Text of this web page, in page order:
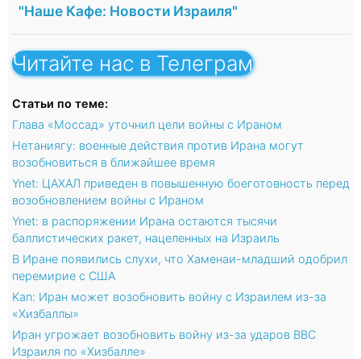
"Наше Кафе: Новости Израиля"
Читайте нас в Телеграм
Статьи по теме:
Глава «Моссад» уточнил цели войны с Ираном
Нетаниягу: военные действия против Ирана могут
возобновиться в ближайшее время
Ynet: ЦАХАЛ приведен в повышенную боеготовность перед
возобновлением войны с Ираном
Ynet: в распоряжении Ирана остаются тысячи
баллистических ракет, нацеленных на Израиль
В Иране появились слухи, что Хаменаи-младший одобрил
перемирие с США
Kan: Иран может возобновить войну с Израилем из-за
«Хизбаллы»
Иран угрожает возобновить войну из-за ударов ВВС
Израиля по «Хизбалле»